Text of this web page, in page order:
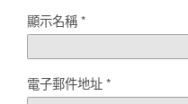
顯示名稱*
電子郵件地址*